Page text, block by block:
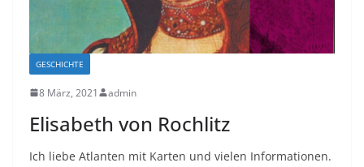
GESCHICHTE
8 März, 2021 admin
Elisabeth von Rochlitz
Ich liebe Atlanten mit Karten und vielen Informationen.